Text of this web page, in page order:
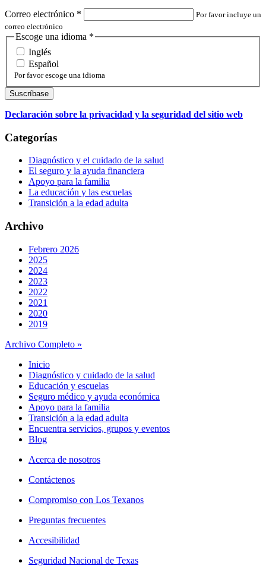
Correo electrónico *
Por favor incluye un
correo electrónico
Escoge una idioma *
Inglés
Español
Por favor escoge una idioma
Declaración sobre la privacidad y la seguridad del sitio web
Categorías
Diagnóstico y el cuidado de la salud
El seguro y la ayuda financiera
Apoyo para la familia
La educación y las escuelas
Transición a la edad adulta
Archivo
Febrero 2026
2025
2024
2023
2022
2021
2020
2019
Archivo Completo »
Inicio
Diagnóstico y cuidado de la salud
Educación y escuelas
Seguro médico y ayuda económica
Apoyo para la familia
Transición a la edad adulta
Encuentra servicios, grupos y eventos
Blog
Acerca de nosotros
Contáctenos
Compromiso con Los Texanos
Preguntas frecuentes
Accesibilidad
Seguridad Nacional de Texas